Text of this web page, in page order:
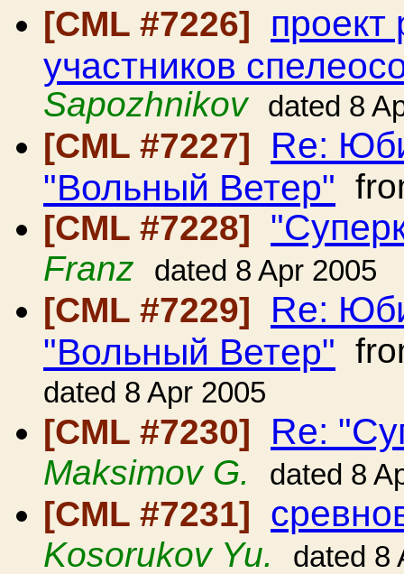
[CML #7226]
проект
участников
Sapozhnikov
dated 8
[CML #7227] Re:
"Вольный Ветер"
[CML #7228]
Franz dated 8 Apr 2005
[CML #7229] Re:
"Вольный Ветер"
dated 8 Apr 2005
[CML #7230] Re:
Maksimov G. dated 8
[CML #7231]
Kosorukov Yu. dated 8